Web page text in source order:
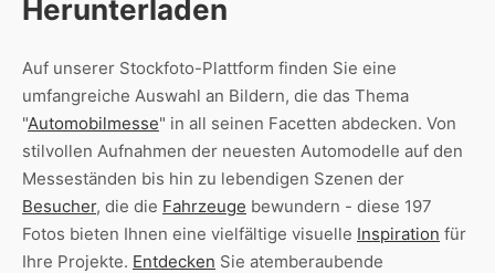
Herunterladen
Auf unserer Stockfoto-Plattform finden Sie eine
umfangreiche Auswahl an Bildern, die das Thema
"Automobilmesse" in all seinen Facetten abdecken. Von
stilvollen Aufnahmen der neuesten Automodelle auf den
Messeständen bis hin zu lebendigen Szenen der
Besucher, die die Fahrzeuge bewundern - diese 197
Fotos bieten Ihnen eine vielfältige visuelle Inspiration für
Ihre Projekte. Entdecken Sie atemberaubende